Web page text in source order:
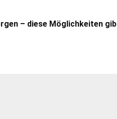
– diese Möglichkeiten